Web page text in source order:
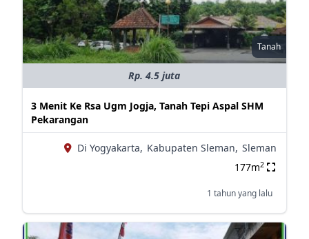
Tanah
Rp. 4.5 juta
3 Menit Ke Rsa Ugm Jogja, Tanah Tepi Aspal SHM
Pekarangan
Di Yogyakarta, Kabupaten Sleman, Sleman
177m2
1 tahun yang lalu